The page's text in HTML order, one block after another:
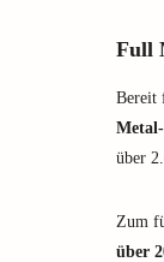
Full
Bereit
über
Zum
über